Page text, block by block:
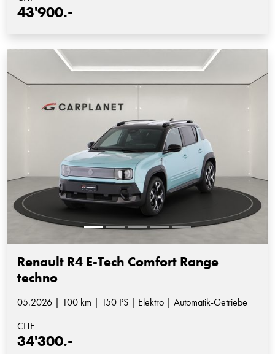
43'900.-
Renault R4 E-Tech Comfort Range
techno
05.2026 | 100 km | 150 PS | Elektro | Automatik-Getriebe
CHF
34'300.-